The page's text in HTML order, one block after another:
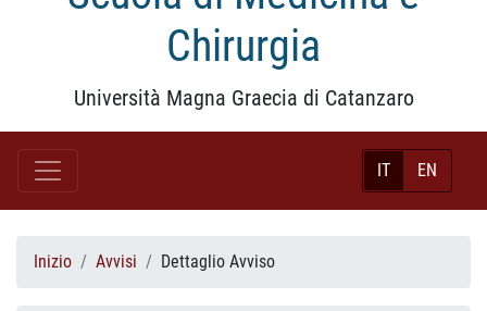
Chirurgia
Università Magna Graecia di Catanzaro
IT EN
Inizio Avvisi Dettaglio Avviso